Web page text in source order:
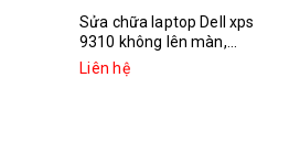
Sửa chữa laptop Dell xps
9310 không lên màn,...
Liên hệ